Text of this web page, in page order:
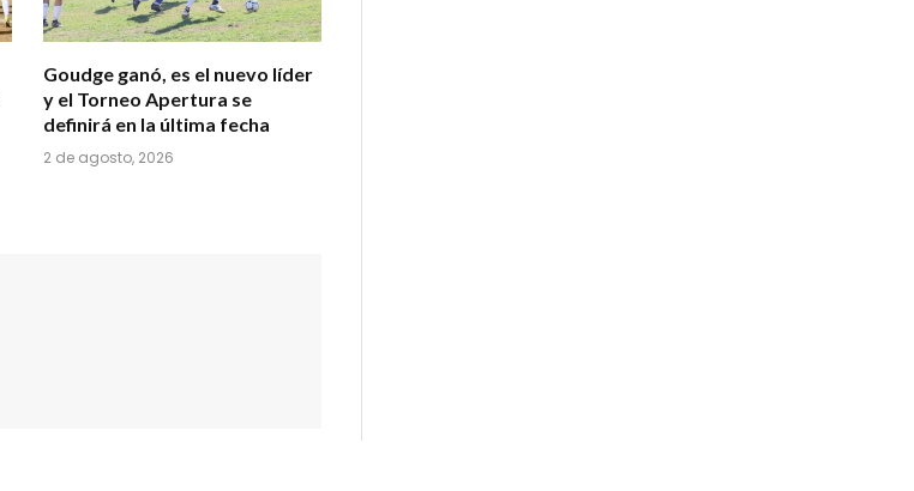
Goudge ganó, es el nuevo líder
y el Torneo Apertura se
definirá en la última fecha
2 de agosto, 2026